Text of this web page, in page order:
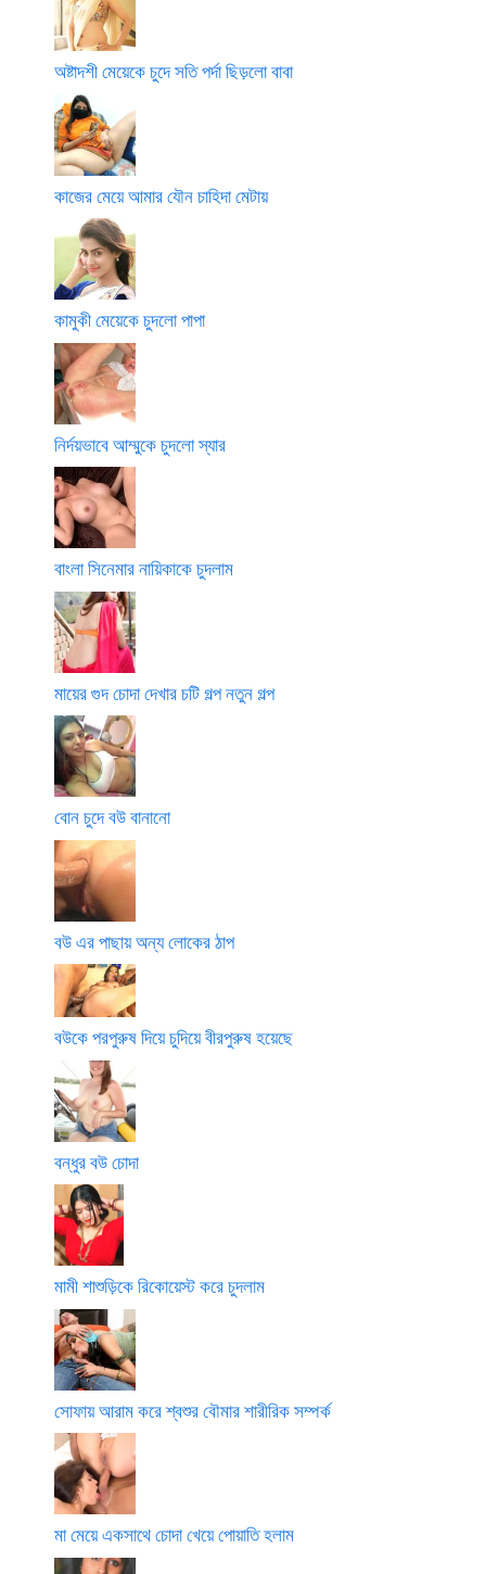
অষ্টাদশী মেয়েকে চুদে সতি পর্দা ছিড়লো বাবা
কাজের মেয়ে আমার যৌন চাহিদা মেটায়
কামুকী মেয়েকে চুদলো পাপা
নির্দয়ভাবে আম্মুকে চুদলো স্যার
বাংলা সিনেমার নায়িকাকে চুদলাম
মায়ের গুদ চোদা দেখার চটি গল্প নতুন গল্প
বোন চুদে বউ বানানো
বউ এর পাছায় অন্য লোকের ঠাপ
বউকে পরপুরুষ দিয়ে চুদিয়ে বীরপুরুষ হয়েছে
বন্ধুর বউ চোদা
মামী শাশুড়িকে রিকোয়েস্ট করে চুদলাম
সোফায় আরাম করে শ্বশুর বৌমার শারীরিক সম্পর্ক
মা মেয়ে একসাথে চোদা খেয়ে পোয়াতি হলাম